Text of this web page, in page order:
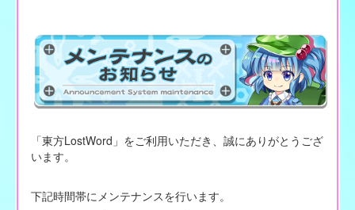
「東方LostWord」をご利用いただき、誠にありがとうござ
います。
下記時間帯にメンテナンスを行います。